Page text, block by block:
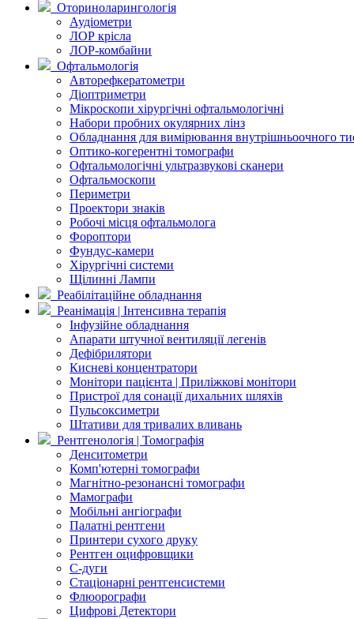
Оториноларингологія
Аудіометри
ЛОР крісла
ЛОР-комбайни
Офтальмологія
Авторефкератометри
Діоптриметри
Мікроскопи хірургічні офтальмологічні
Набори пробних окулярних лінз
Обладнання для вимірювання внутрішньоочного
Оптико-когерентні томографи
Офтальмологічні ультразвукові сканери
Офтальмоскопи
Периметри
Проектори знаків
Робочі місця офтальмолога
Фороптори
Фундус-камери
Хірургічні системи
Щілинні Лампи
Реабілітаційне обладнання
Реанімація | Інтенсивна терапія
Інфузійне обладнання
Апарати штучної вентиляції легенів
Дефібрилятори
Кисневі концентратори
Монітори пацієнта | Приліжкові монітори
Пристрої для сонації дихальних шляхів
Пульсоксиметри
Штативи для тривалих вливань
Рентгенологія | Томографія
Денситометри
Комп'ютерні томографи
Магнітно-резонансні томографи
Мамографи
Мобільні ангіографи
Палатні рентгени
Принтери сухого друку
Рентген оцифровщики
С-дуги
Стаціонарні рентгенсистеми
Флюорографи
Цифрові Детектори